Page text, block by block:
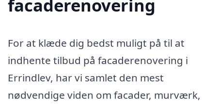
facaderenovering
For at klæde dig bedst muligt på til at
indhente tilbud på facaderenovering i
Errindlev, har vi samlet den mest
nødvendige viden om facader, murværk,